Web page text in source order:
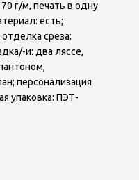
г/м, печать в одну
есть;
среза:
и: два ляссе,
персонализация
упаковка: ПЭТ-